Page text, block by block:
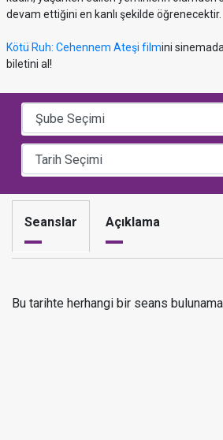
devam ettiğini en kanlı şekilde öğrenecektir.
Kötü Ruh: Cehennem Ateşi filmini
biletini al!
Seanslar Açıklama
Bu tarihte herhangi bir seans